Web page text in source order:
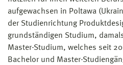
aufgewachsen in Poltawa
der Studienrichtung
grundständigen Studium,
Master-Studium, welches seit
Bachelor und Master-